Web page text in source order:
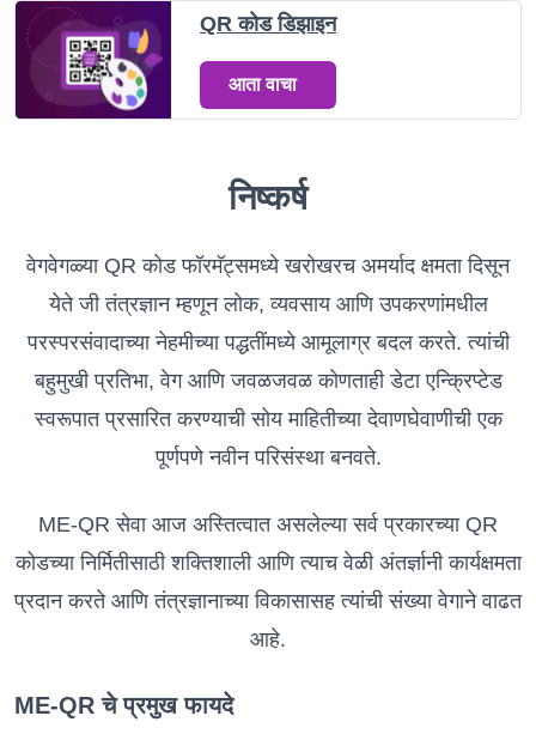
QR कोड डिझाइन
आता वाचा
निष्कर्ष
वेगवेगळ्या QR कोड फॉरमॅट्समध्ये खरोखरच अमर्याद क्षमता दिसून
येते जी तंत्रज्ञान म्हणून लोक, व्यवसाय आणि उपकरणांमधील
परस्परसंवादाच्या नेहमीच्या पद्धतींमध्ये आमूलाग्र बदल करते. त्यांची
बहुमुखी प्रतिभा, वेग आणि जवळजवळ कोणताही डेटा एन्क्रिप्टेड
स्वरूपात प्रसारित करण्याची सोय माहितीच्या देवाणघेवाणीची एक
पूर्णपणे नवीन परिसंस्था बनवते.
ME-QR सेवा आज अस्तित्वात असलेल्या सर्व प्रकारच्या QR
कोडच्या निर्मितीसाठी शक्तिशाली आणि त्याच वेळी अंतर्ज्ञानी कार्यक्षमता
प्रदान करते आणि तंत्रज्ञानाच्या विकासासह त्यांची संख्या वेगाने वाढत
आहे.
ME-QR चे प्रमुख फायदे